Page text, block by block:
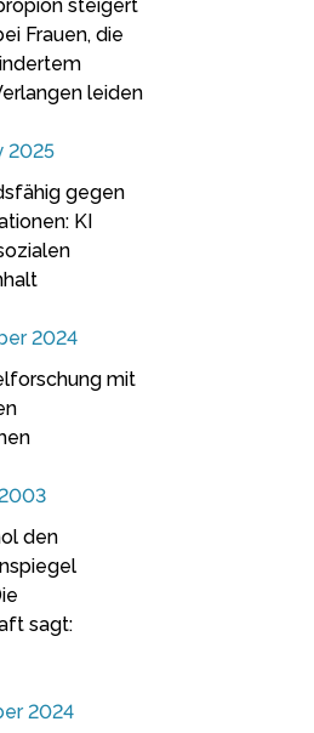
steigert
Frauen, die
leiden
2025
gegen
KI
2024
mit
den
sagt:
2024